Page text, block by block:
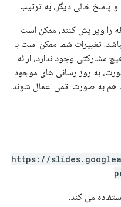
خالی دیگر، به ترتیب.
را ویرایش کنند، ممکن است
تغییرات شما ممکن است با
مشارکتی وجود ندارد، ارائه
به روز رسانی های موجود
به صورت اتمی اعمال شوند.
https://
می کند.